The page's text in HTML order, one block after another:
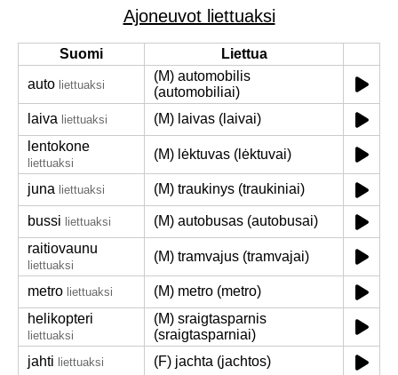
Ajoneuvot liettuaksi
Suomi
Liettua
auto liettuaksi
(M) automobilis
(automobiliai)
laiva liettuaksi
(M) laivas (laivai)
lentokone
liettuaksi
(M) lėktuvas (lėktuvai)
juna liettuaksi (M) traukinys (traukiniai)
bussi liettuaksi
(M) autobusas (autobusai)
raitiovaunu
liettuaksi
(M) tramvajus (tramvajai)
metro liettuaksi
(M) metro (metro)
helikopteri
liettuaksi
(M) sraigtasparnis
(sraigtasparniai)
jahti liettuaksi (F) jachta (jachtos)